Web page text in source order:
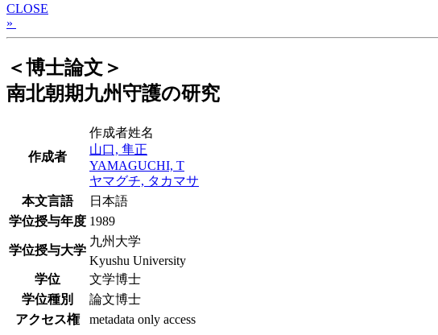
CLOSE
»
＜博士論文＞
南北朝期九州守護の研究
作成者
作成者姓名
山口, 隼正
YAMAGUCHI, T
ヤマグチ, タカマサ
本文言語
日本語
学位授与年度 1989
学位授与大学
九州大学
Kyushu University
学位
文学博士
学位種別
論文博士
アクセス権
metadata only access